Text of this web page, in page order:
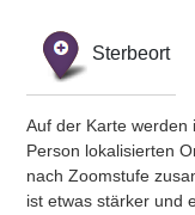
Sterbeort
Auf der Karte werden
Person lokalisierten
nach Zoomstufe
ist etwas stärker und